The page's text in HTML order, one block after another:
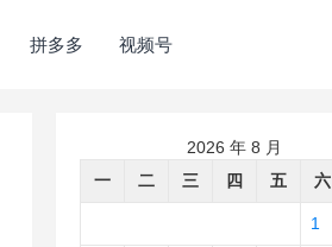
拼多多 视频号
2026 年 8 月
一
二 三 四 五 六
1